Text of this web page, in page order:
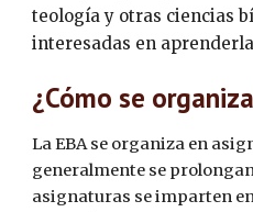
teología y otras ciencias
interesadas en
¿Cómo se
La EBA se organiza en
generalmente se
asignaturas se imparten